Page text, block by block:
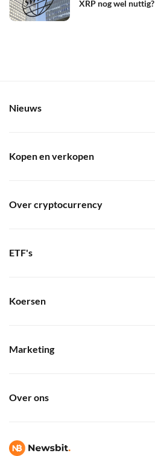
XRP nog wel nuttig?
Nieuws
Kopen en verkopen
Over cryptocurrency
ETF's
Koersen
Marketing
Over ons